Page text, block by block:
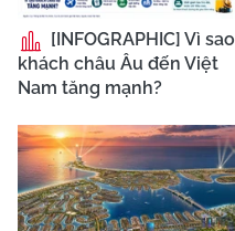
[INFOGRAPHIC] Vì sao
khách châu Âu đến Việt
Nam tăng mạnh?